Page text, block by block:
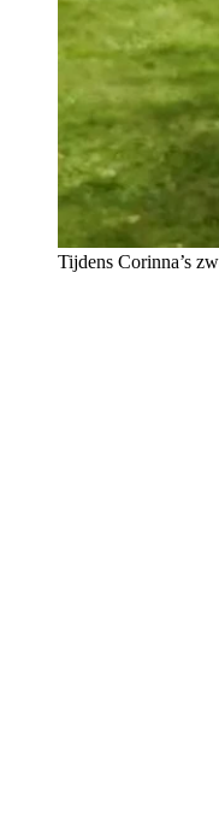
Tijdens Corinna’s